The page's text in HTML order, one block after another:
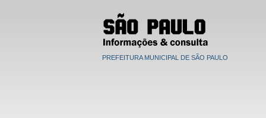
PREFEITURA MUNICIPAL DE SÃO PAULO